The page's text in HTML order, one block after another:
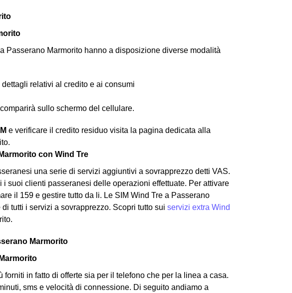
Passerano Marmorito hanno a disposizione diverse modalità
relativi al credito e ai consumi
sullo schermo del cellulare.
e verificare il credito residuo visita la pagina dedicata alla
con Wind Tre
una serie di servizi aggiuntivi a sovrapprezzo detti VAS.
suoi clienti passeranesi delle operazioni effettuate. Per attivare
il 159 e gestire tutto da li. Le SIM Wind Tre a Passerano
tutti i servizi a sovrapprezzo. Scopri tutto sui servizi extra Wind
Marmorito
in fatto di offerte sia per il telefono che per la linea a casa.
sms e velocità di connessione. Di seguito andiamo a